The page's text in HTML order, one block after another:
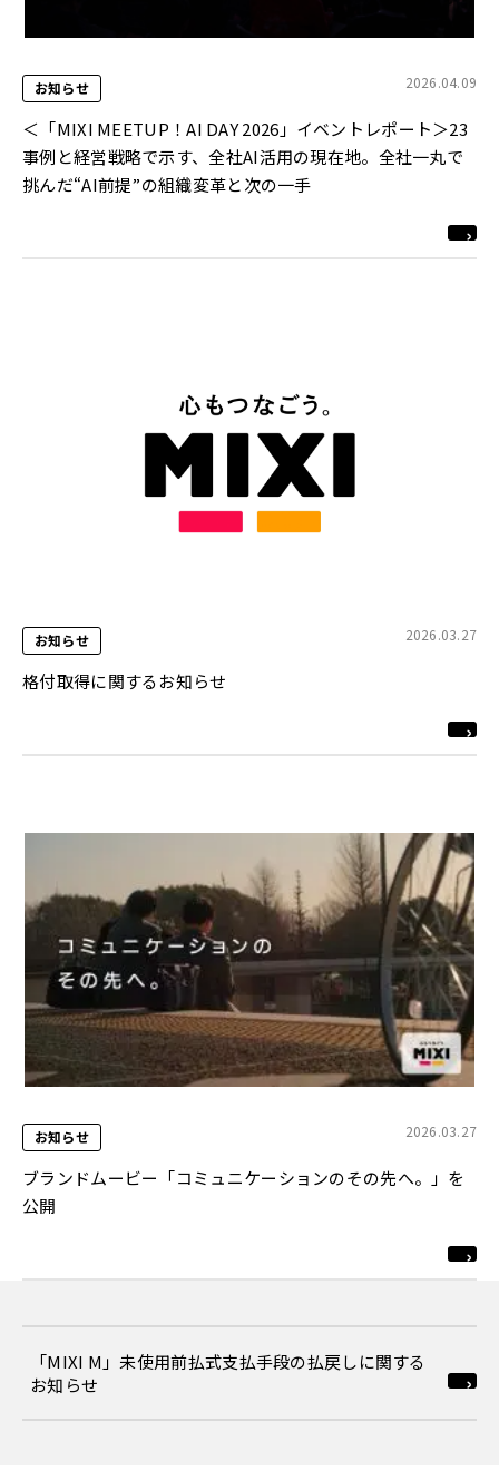
お知らせ 2026.04.09
＜「MIXI MEETUP！AI DAY 2026」イベントレポート＞23
事例と経営戦略で示す、全社AI活用の現在地。全社一丸で
挑んだ“AI前提”の組織変革と次の一手
お知らせ 2026.03.27
格付取得に関するお知らせ
お知らせ 2026.03.27
ブランドムービー「コミュニケーションのその先へ。」を
公開
「MIXI M」未使用前払式支払手段の払戻しに関する
お知らせ